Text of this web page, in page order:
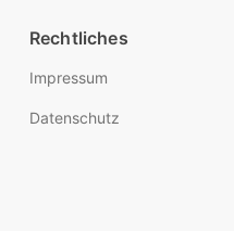
Rechtliches
Impressum
Datenschutz